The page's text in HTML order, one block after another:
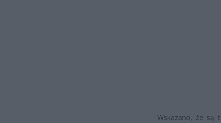
Wskazano, że są